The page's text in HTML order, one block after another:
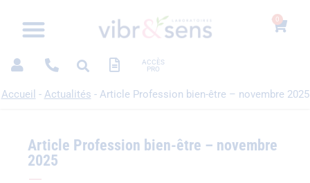
ACCÈS
PRO
0
Accueil - Actualités - Article Profession bien-être – novembre 2025
Article Profession bien-être – novembre
2025